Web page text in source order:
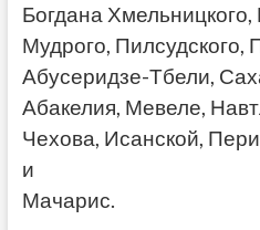
Богдана
Мудрого, Пилсудского,
Абусеридзе-Тбели,
Абакелия, Мевеле,
Чехова, Исанской,
и
Мачарис.